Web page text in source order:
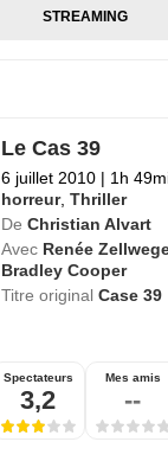
STREAMING
Le Cas 39
6 juillet 2010 | 1h
horreur,Thriller
De Christian Alvart
Avec Renée
Bradley Cooper
Titre originalCase 39
Spectateurs
3,2
Mes amis
--